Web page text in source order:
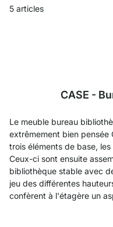
5 articles
CASE -
Le meuble bureau
extrêmement bien pensée
trois éléments de base,
Ceux-ci sont ensuite
bibliothèque stable avec
jeu des différentes
confèrent à l'étagère un